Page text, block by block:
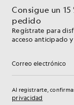
Consigue un
pedido
Regístrate para
acceso anticipado
Dirección de
Al registrarte,
privacidad